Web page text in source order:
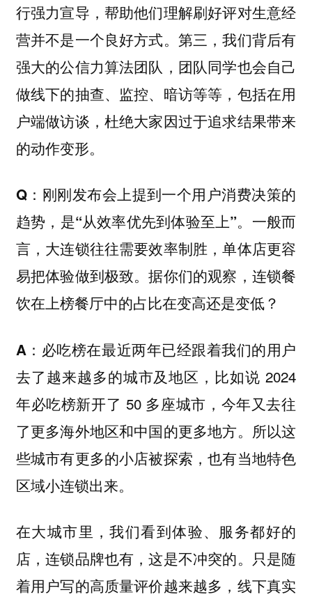
行强力宣导，帮助他们理解刷好评对生意经
营并不是一个良好方式。第三，我们背后有
强大的公信力算法团队，团队同学也会自己
做线下的抽查、监控、暗访等等，包括在用
户端做访谈，杜绝大家因过于追求结果带来
的动作变形。
Q：刚刚发布会上提到一个用户消费决策的
趋势，是“从效率优先到体验至上”。一般而
言，大连锁往往需要效率制胜，单体店更容
易把体验做到极致。据你们的观察，连锁餐
饮在上榜餐厅中的占比在变高还是变低？
A： 必吃榜在最近两年已经跟着我们的用户
去了越来越多的城市及地区，比如说 2024
年必吃榜新开了 50 多座城市，今年又去往
了更多海外地区和中国的更多地方。所以这
些城市有更多的小店被探索，也有当地特色
区域小连锁出来。
在大城市里，我们看到体验、服务都好的
店，连锁品牌也有，这是不冲突的。只是随
着用户写的高质量评价越来越多，线下真实